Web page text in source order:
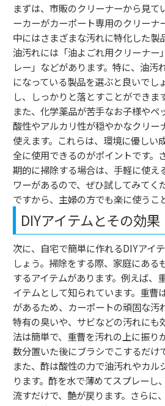
まずは、市販のクリーナーから見て
ーカーがカーポート専用のクリーナ
中にはさまざまな汚れに特化した製
油汚れには「油よごれ用クリーナー
レー」などがあります。特に、油汚
になっている製品を選ぶと良いでし
し、しっかりと落とすことができます
また、化学薬品が苦手なお子様やペ
酸性やアルカリ性が穏やかなクリー
使えます。これらは、環境に優しい
全に使用できるのがポイントです。
期的に掃除する場合は、手軽に使え
ワーがあるので、ぜひ試してみてく
ですから、主婦の方でも楽に使うこ
DIYアイテムとその効果
次に、自宅で簡単に作れるDIYアイ
しょう。掃除をする際、家庭にある
するアイテムがあります。例えば、
イテムとして知られています。重曹
があるため、カーポートの頑固な汚
特有の臭いや、サビなどの汚れにも
法は簡単で、重曹を汚れの上に振り
数分置いた後にブラシでこするだけ
また、酢は酸性の力で油汚れやカル
ります。酢を水で薄めてスプレーし
流すだけで、艶が戻ります。さらに